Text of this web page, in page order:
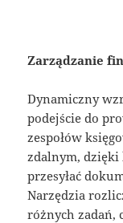
Zarządzanie
Dynamiczny
podejście do
zespołów
zdalnym, dzięki
przesyłać
Narzędzia
różnych zadań,